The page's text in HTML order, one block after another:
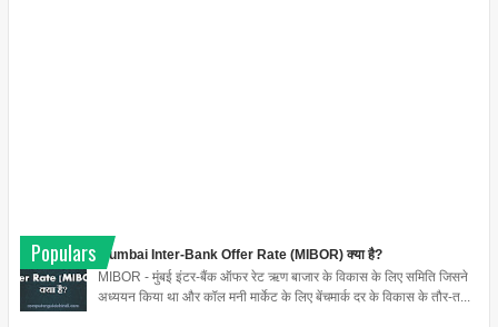
Populars
Mumbai Inter-Bank Offer Rate (MIBOR) क्या है?
MIBOR - मुंबई इंटर-बैंक ऑफर रेट ऋण बाजार के विकास के लिए समिति जिसने
अध्ययन किया था और कॉल मनी मार्केट के लिए बेंचमार्क दर के विकास के तौर-त...